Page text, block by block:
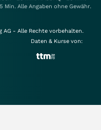
Min. Alle Angaben ohne Gewähr.
- Alle Rechte vorbehalten.
Daten & Kurse von: